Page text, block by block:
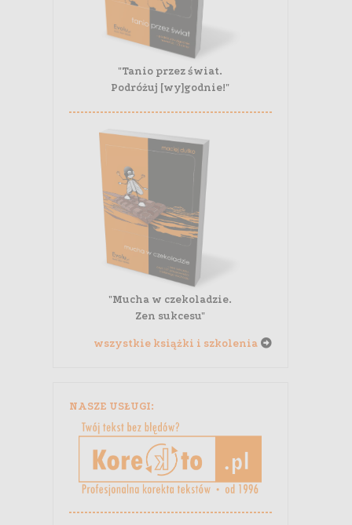
"Tanio przez świat.
Podróżuj [wy]godnie!"
"Mucha w czekoladzie.
Zen sukcesu"
wszystkie książki i szkolenia
NASZE USŁUGI: